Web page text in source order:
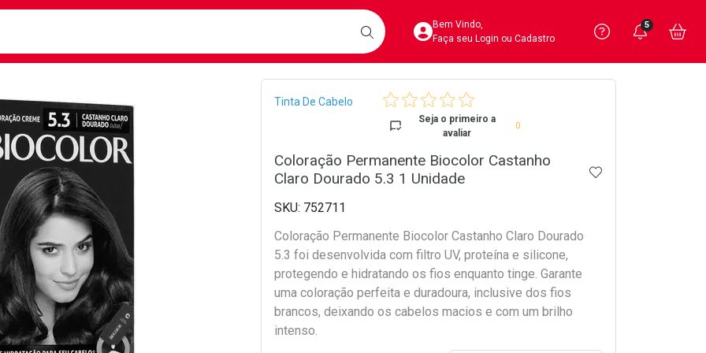
BUSCARAcesse sua Conta
Bem Vindo,
Faça seu Login ou Cadastro
Precisa
Ver Recursos
Você
5
Breadcrumb
Tinta De Cabelo
Seja o primeiro a
avaliar
0
Coloração Permanente Biocolor Castanho
Claro Dourado 5.3 1 Unidade
ADICIONAR AOS
752711
Coloração Permanente Biocolor Castanho Claro Dourado
5.3 foi desenvolvida com filtro UV, proteína e silicone,
protegendo e hidratando os fios enquanto tinge. Garante
uma coloração perfeita e duradoura, inclusive dos fios
brancos, deixando os cabelos macios e com um brilho
intenso.